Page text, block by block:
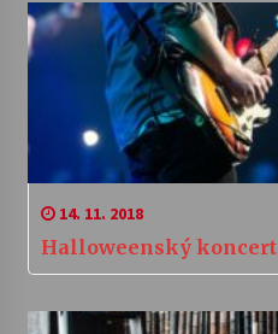
14. 11. 2018
Halloweenský koncert